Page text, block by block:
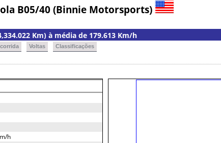
B05/40 (Binnie Motorsports)
Km) à média de 179.613 Km/h
Voltas Classificações
h